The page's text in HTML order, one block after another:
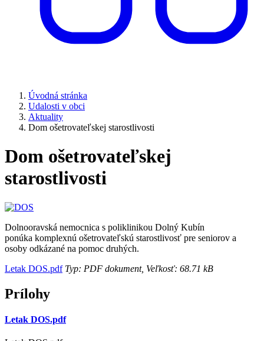
Úvodná stránka
Udalosti v obci
Aktuality
Dom ošetrovateľskej starostlivosti
Dom ošetrovateľskej
starostlivosti
Dolnooravská nemocnica s poliklinikou Dolný Kubín
ponúka komplexnú ošetrovateľskú starostlivosť pre seniorov a
osoby odkázané na pomoc druhých.
Letak DOS.pdfTyp: PDF dokument, Veľkosť: 68.71 kB
Prílohy
Letak DOS.pdf